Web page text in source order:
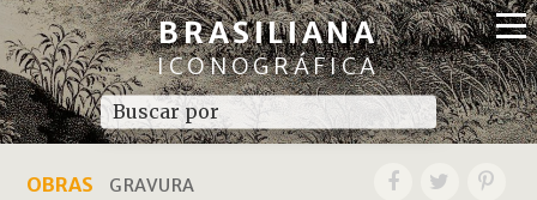
BRASILIANA
ICONOGRÁFICA
OBRAS GRAVURA